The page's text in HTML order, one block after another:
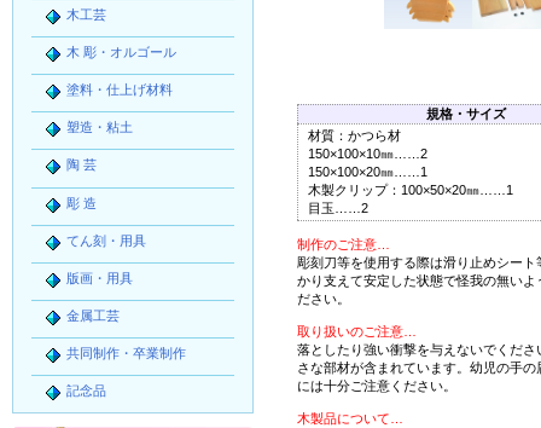
規格・サイズ
材質：かつら材
150×100×10㎜……2
150×100×20㎜……1
木製クリップ：100×50×20㎜……1
目玉……2
制作のご注意…
彫刻刀等を使用する際は滑り止めシート
かり支えて安定した状態で怪我の無いよ
ださい。
取り扱いのご注意…
落としたり強い衝撃を与えないでくださ
さな部材が含まれています。幼児の手の
には十分ご注意ください。
木製品について…
木工芸
木 彫・オルゴール
塗料・仕上げ材料
塑造・粘土
陶 芸
彫 造
てん刻・用具
版画・用具
金属工芸
共同制作・卒業制作
記念品